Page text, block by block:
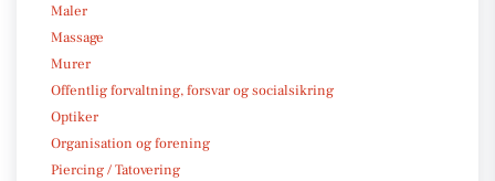
Maler
Massage
Murer
Offentlig forvaltning, forsvar og socialsikring
Optiker
Organisation og forening
Piercing / Tatovering